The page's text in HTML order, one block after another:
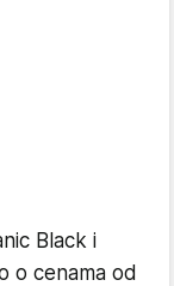
Black i
o cenama od